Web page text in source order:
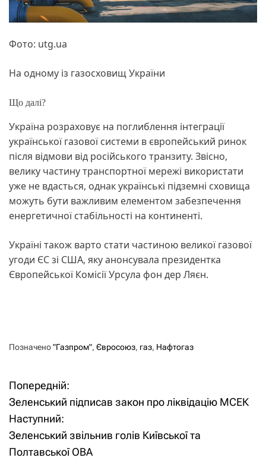
Фото: utg.ua
На одному із газосховищ України
Що далі?
Україна розраховує на поглиблення інтеграції
української газової системи в європейський ринок
після відмови від російського транзиту. Звісно,
велику частину транспортної мережі використати
уже не вдасться, однак українські підземні сховища
можуть бути важливим елементом забезпечення
енергетичної стабільності на континенті.
Україні також варто стати частиною великої газової
угоди ЄС зі США, яку анонсувала президентка
Європейської Комісії Урсула фон дер Ляєн.
Позначено"Газпром", Євросоюз, газ, Нафтогаз
Н
а
в
Попередній:
Зеленський підписав закон про ліквідацію МСЕК
Наступний:
Зеленський звільнив голів Київської та
Полтавської ОВА